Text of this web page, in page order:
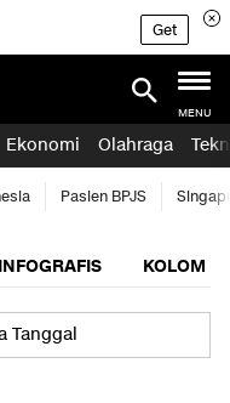
Get
MENU
Ekonomi Olahraga
Pasien BPJS
INFOGRAFIS KOLOM